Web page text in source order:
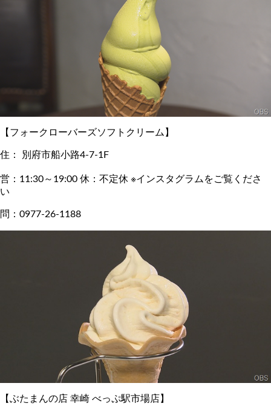
【フォークローバーズソフトクリーム】
住： 別府市船小路4-7-1F
営：11:30～19:00 休：不定休 ※インスタグラムをご覧くださ
い
問：0977-26-1188
【ぶたまんの店 幸崎 べっぷ駅市場店】